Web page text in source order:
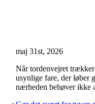
maj 31st, 2026
Når tordenvejret
usynlige fare, der løber
nærheden behøver ikke